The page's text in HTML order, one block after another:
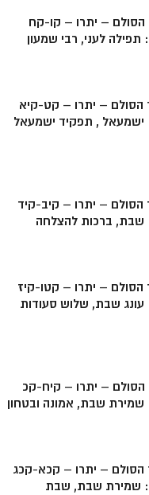
הסולם – יתרו – קו-קח
לעני, רבי שמעון
הסולם – יתרו – קט-קיא
, תפקיד ישמעאל
הסולם – יתרו – קיב-קיד
ברכות להצלחה
הסולם – יתרו – קטו-קיז
שבת, שלוש סעודות
הסולם – יתרו – קיח-קכ
שבת, אמונה ובטחון
הסולם – יתרו – קכא-קכג
שמירת שבת, שבת